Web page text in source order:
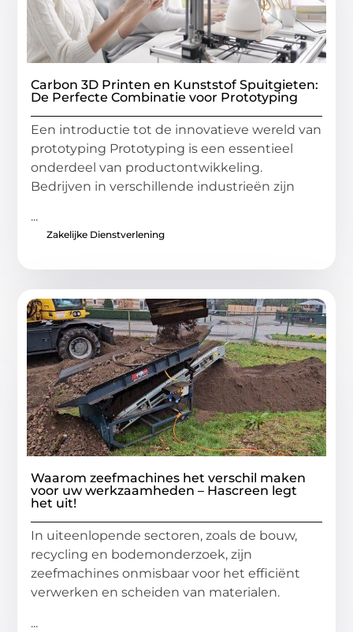
Carbon 3D Printen en Kunststof Spuitgieten:
De Perfecte Combinatie voor Prototyping
Een introductie tot de innovatieve wereld van
prototyping Prototyping is een essentieel
onderdeel van productontwikkeling.
Bedrijven in verschillende industrieën zijn
...
Zakelijke Dienstverlening
Waarom zeefmachines het verschil maken
voor uw werkzaamheden – Hascreen legt
het uit!
In uiteenlopende sectoren, zoals de bouw,
recycling en bodemonderzoek, zijn
zeefmachines onmisbaar voor het efficiënt
verwerken en scheiden van materialen.
...